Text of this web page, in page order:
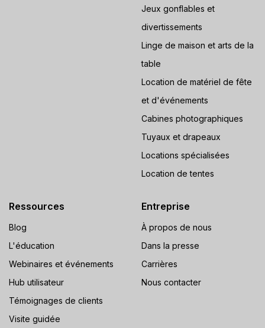
Jeux gonflables et
divertissements
Linge de maison et arts de la
table
Location de matériel de fête
et d'événements
Cabines photographiques
Tuyaux et drapeaux
Locations spécialisées
Location de tentes
Ressources
Blog
L'éducation
Webinaires et événements
Hub utilisateur
Témoignages de clients
Visite guidée
Entreprise
À propos de nous
Dans la presse
Carrières
Nous contacter